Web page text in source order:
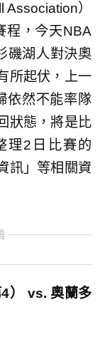
）
程，今天NBA
磯湖人對決奧
所起伏，上一
依然不能率隊
狀態，將是比
理2日比賽的
訊」等相關資
） vs. 奧蘭多